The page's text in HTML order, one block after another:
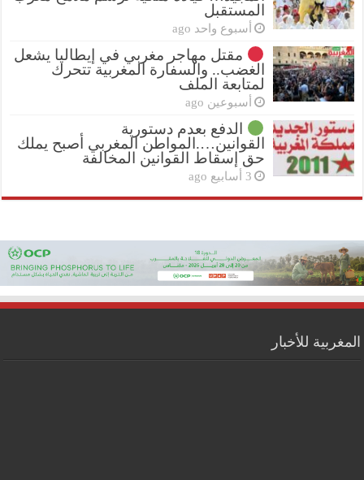
المستقبل
أسبوع واحد ago
مقتل مهاجر مغربي في إيطاليا يشعل
الغضب.. والسفارة المغربية تتحرك
لمتابعة الملف
أسبوعين ago
الدفع بعدم دستورية
القوانين….المواطن المغربي أصبح يملك
حق إسقاط القوانين المخالفة
3 أسابيع ago
المغربية للأخبار